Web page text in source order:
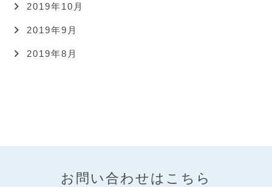
2019年10月
2019年9月
2019年8月
お問い合わせはこちら